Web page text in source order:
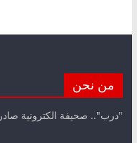
من نحن
"درب".. صحيفة الكترونية